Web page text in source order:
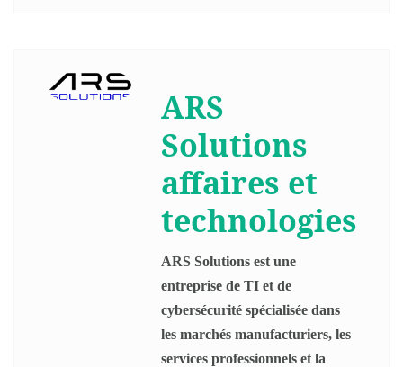
ARS
Solutions
affaires et
technologies
ARS Solutions est une
entreprise de TI et de
cybersécurité spécialisée dans
les marchés manufacturiers, les
services professionnels et la